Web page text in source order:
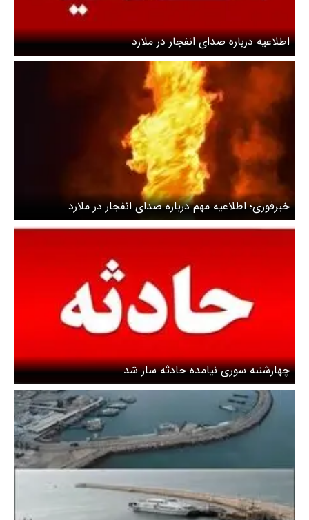
اطلاعیه درباره صدای انفجار در ملارد
خبرفوری؛ اطلاعیه مهم درباره صدای انفجار در ملارد
چهارشنبه سوری نیامده حادثه ساز شد